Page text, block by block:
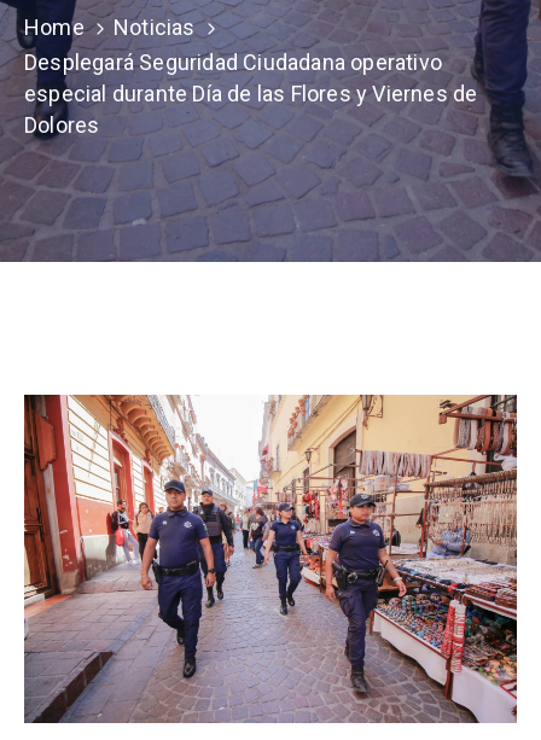
Home
Noticias
Desplegará Seguridad Ciudadana operativo
especial durante Día de las Flores y Viernes de
Dolores